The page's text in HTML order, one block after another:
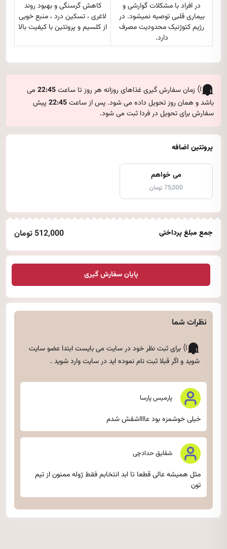
در افراد با مشکلات گوارشی و
بیماری قلبی توصیه نمیشود. در
رژیم کتوژنیک محدودیت مصرف
دارد.
کاهش گرسنگی و بهبود روند
لاغری ، تسکین درد ، منبع خوبی
از کلسیم و پروتئین با کیفیت بالا
زمان سفارش گیری غذاهای روزانه هر روز تا ساعت22:45می
باشد و همان روز تحویل داده می شود. پس از ساعت22:45پیش
سفارش برای تحویل در فردا ثبت می شود.
پروتئین اضافه
می خواهم
75,000 تومان
جمع مبلغ پرداختی 512,000 تومان
پایان سفارش گیری
نظرات شما
برای ثبت نظر خود در سایت می بایست ابتدا عضو سایت
شویدو اگر قبلا ثبت نام نموده اید در سایت وارد شوید .
پارمیس پارسا
خیلی خوشمزه بود عااااشقش شدم
شقایق حدادچی
مثل همیشه عالی قطعا تا ابد انتخابم فقط ژوله ممنون از تیم
تون